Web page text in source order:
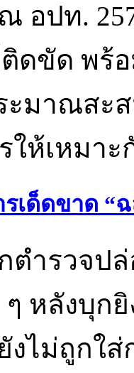
อปท.
ดขัด พร้
ะมาณสะ
ให้เหมา
เด็ดขาด “
ตำรวจป
หลังบุก
งไม่ถูกใ